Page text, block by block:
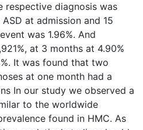
respective diagnosis was
at admission and 15
was 1.96%. And
at 3 months at 4.90%
It was found that two
at one month had a
In our study we observed a
to the worldwide
found in HMC. As